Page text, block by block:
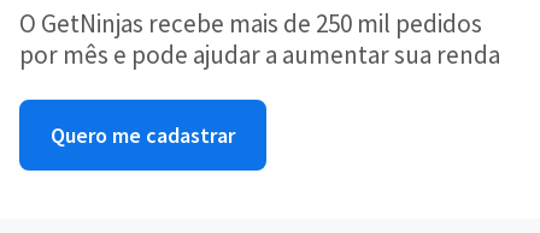
O GetNinjas recebe mais de 250 mil pedidos
por mês e pode ajudar a aumentar sua renda
Quero me cadastrar